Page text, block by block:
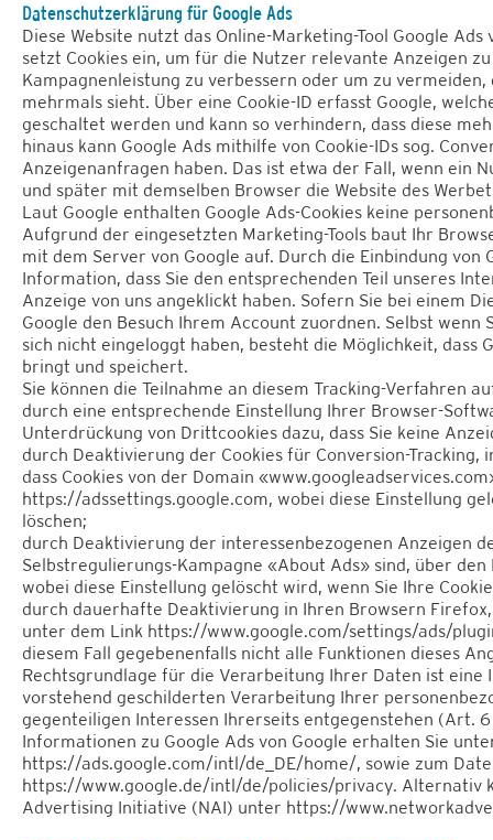
Datenschutzerklärung für Google Ads
Diese Website nutzt das Online-Marketing-Tool Google
setzt Cookies ein, um für die Nutzer relevante Anzeigen
Kampagnenleistung zu verbessern oder um zu
mehrmals sieht. Über eine Cookie-ID erfasst Google,
geschaltet werden und kann so verhindern, dass diese
hinaus kann Google Ads mithilfe von Cookie-IDs sog.
Anzeigenanfragen haben. Das ist etwa der Fall, wenn ein
und später mit demselben Browser die Website des
Laut Google enthalten Google Ads-Cookies keine
Aufgrund der eingesetzten Marketing-Tools baut Ihr
mit dem Server von Google auf. Durch die Einbindung von
Information, dass Sie den entsprechenden Teil unseres
Anzeige von uns angeklickt haben. Sofern Sie bei einem
Google den Besuch Ihrem Account zuordnen. Selbst
sich nicht eingeloggt haben, besteht die Möglichkeit, dass
bringt und speichert.
Sie können die Teilnahme an diesem Tracking-Verfahren
durch eine entsprechende Einstellung Ihrer Browser-
Unterdrückung von Drittcookies dazu, dass Sie keine
durch Deaktivierung der Cookies für Conversion-Tracking,
dass Cookies von der Domain
https://adssettings.google.com, wobei diese Einstellung
löschen;
durch Deaktivierung der interessenbezogenen Anzeigen
Selbstregulierungs-Kampagne «About Ads» sind, über
wobei diese Einstellung gelöscht wird, wenn Sie Ihre
durch dauerhafte Deaktivierung in Ihren Browsern
unter dem Link https://www.google.com/settings/ads/
diesem Fall gegebenenfalls nicht alle Funktionen dieses
Rechtsgrundlage für die Verarbeitung Ihrer Daten ist eine
vorstehend geschilderten Verarbeitung Ihrer
gegenteiligen Interessen Ihrerseits entgegenstehen (Art. 6
Informationen zu Google Ads von Google erhalten Sie
https://ads.google.com/intl/de_DE/home/, sowie zum
https://www.google.de/intl/de/policies/privacy. Alternativ
Advertising Initiative (NAI) unter https://